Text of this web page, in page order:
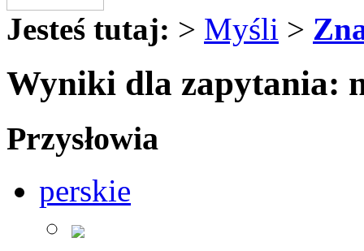
Jesteś tutaj: > Myśli >
Wyniki dla zapytania:
Przysłowia
perskie